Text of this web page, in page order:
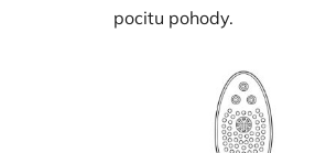
pocitu pohody.